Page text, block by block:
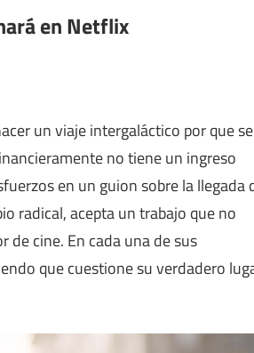
en Netflix
un viaje intergaláctico por que
no tiene un ingreso
en un guion sobre la llegada
radical, acepta un trabajo que no
de cine. En cada una de sus
que cuestione su verdadero